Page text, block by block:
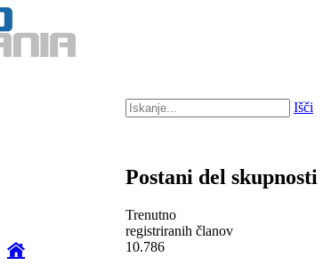
Išči
Postani del
Trenutno
registriranih članov
10.786